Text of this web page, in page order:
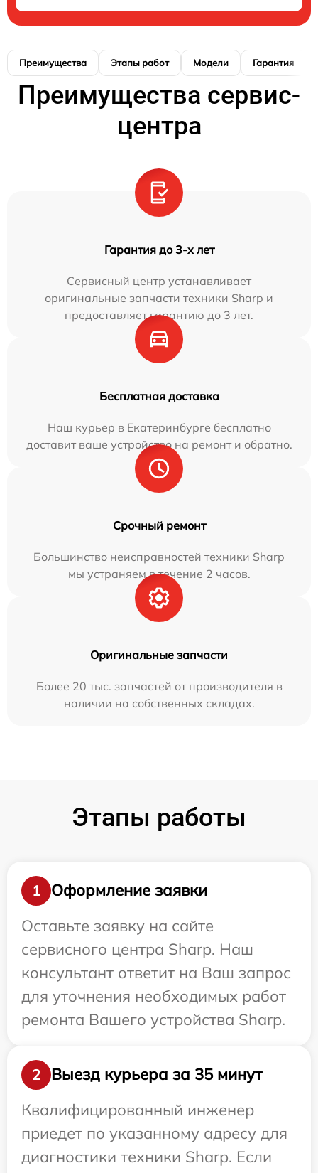
Преимущества Этапы работ Модели Гарантия
Преимущества сервис-
центра
Гарантия до 3-х лет
Сервисный центр устанавливает
оригинальные запчасти техники Sharp и
предоставляет гарантию до 3 лет.
Бесплатная доставка
Наш курьер в Екатеринбурге бесплатно
доставит ваше устройство на ремонт и обратно.
Срочный ремонт
Большинство неисправностей техники Sharp
мы устраняем в течение 2 часов.
Оригинальные запчасти
Более 20 тыс. запчастей от производителя в
наличии на собственных складах.
Этапы работы
1
Оформление заявки
Оставьте заявку на сайте
сервисного центра Sharp. Наш
консультант ответит на Ваш запрос
для уточнения необходимых работ
ремонта Вашего устройства Sharp.
2
Выезд курьера за 35 минут
Квалифицированный инженер
приедет по указанному адресу для
диагностики техники Sharp. Если